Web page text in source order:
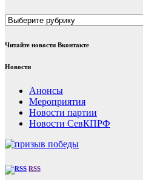
Рубрики
Читайте новости Вконтакте
Новости
Анонсы
Мероприятия
Новости партии
Новости СевКПРФ
RSS